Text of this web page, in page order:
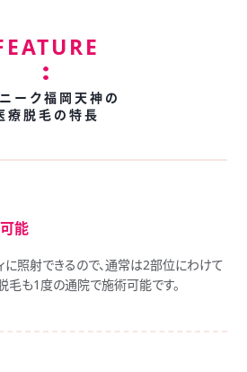
ーク福岡天神の
療脱毛の特長
能
照射できるので、通常は2部位にわけて
毛も1度の通院で施術可能です。